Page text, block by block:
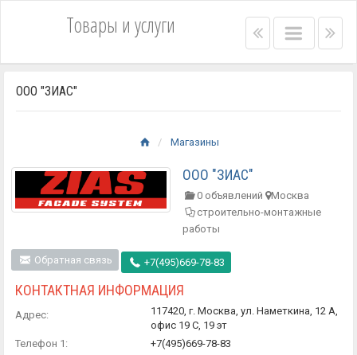
Товары и услуги Left
bar
Main
menu
Right
menu
bar
ООО "ЗИАС"
Магазины
ООО "ЗИАС"
0 объявлений Москва
строительно-монтажные
работы
Обратная связь +7(495)669-78-83
КОНТАКТНАЯ ИНФОРМАЦИЯ
Адрес:
117420, г. Москва, ул. Наметкина, 12 А,
офис 19 С, 19 эт
Телефон 1:
+7(495)669-78-83